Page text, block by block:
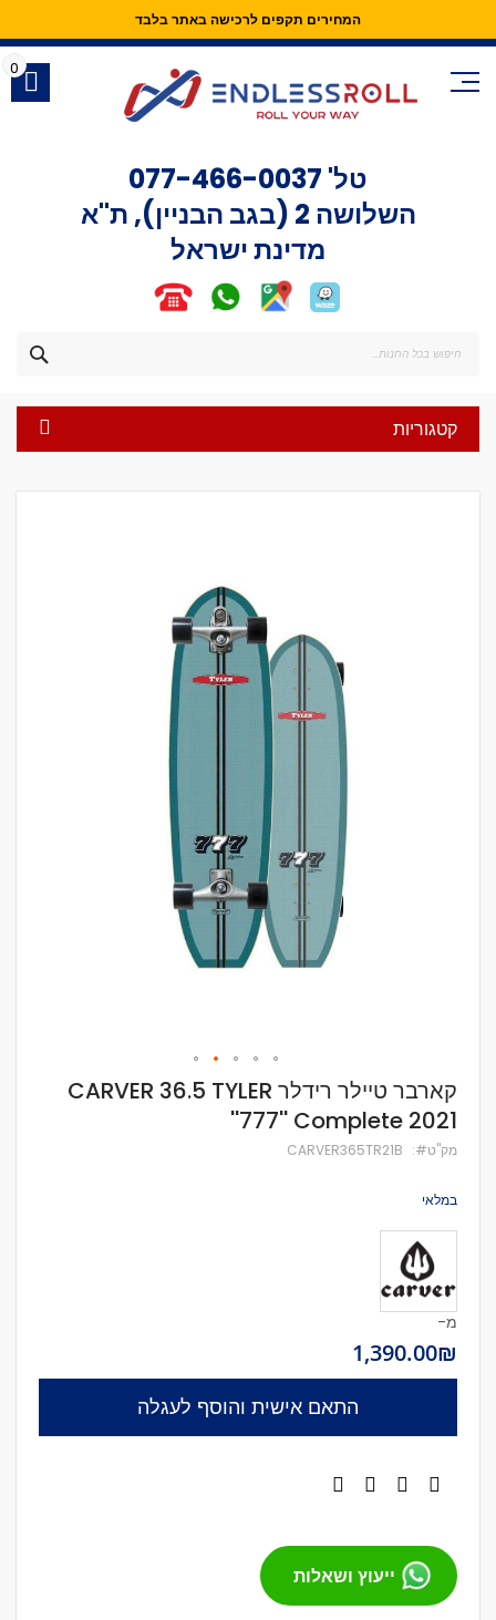
המחירים תקפים לרכישה באתר בלבד
Skip
Content
טל' 077-466-0037
השלושה 2 (בגב הבניין), ת"א
מדינת ישראל
0
קטגוריות
לדלג
להתחלה
של
תמונות
קארבר טיילר רידלר CARVER 36.5 TYLER
''777'' Complete 2021
מק''ט CARVER365TR21B
במלאי
מ-
₪‏1,390.00
התאם אישית והוסף לעגלה
ייעוץ ושאלות